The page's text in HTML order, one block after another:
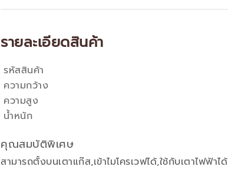
คุณสมบัติพิเศษ
สามารถตั้งบนเตาแก๊ส,เข้าไมโครเวฟได้,ใช้กับเตาไฟฟ้าได้
รายละเอียดสินค้า
คุณสมบัติ
ความสูง
รหัสสินค้า
น้ำหนัก
ความกว้าง